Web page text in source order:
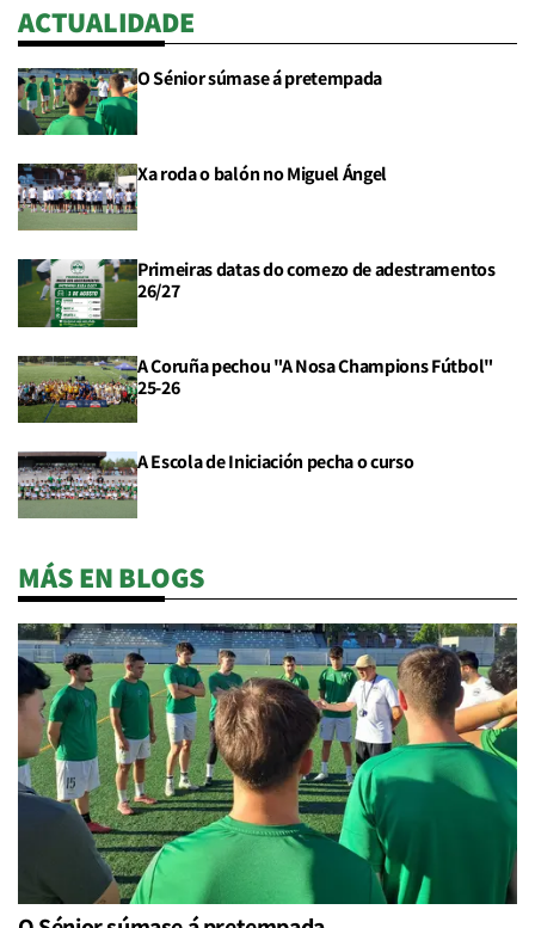
ACTUALIDADE
O Sénior súmase á pretempada
Xa roda o balón no Miguel Ángel
Primeiras datas do comezo de adestramentos
26/27
A Coruña pechou "A Nosa Champions Fútbol"
25-26
A Escola de Iniciación pecha o curso
MÁS EN BLOGS